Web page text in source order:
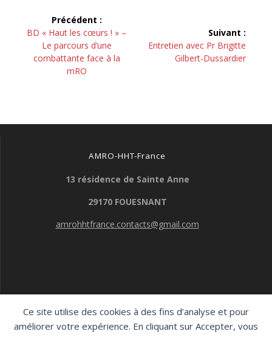
Navigation
de
l’article
Précédent :
Article
précédent :
BD « Haut les cœurs ! » –
Le parcours d’une
combattante face à la
mRO
Suivant :
Article
suivant :
Entretien avec Pr Brigitte
Gilbert-Dussardier
AMRO-HHT-France
13 résidence de Sainte Anne
29170 FOUESNANT
amrohhtfrance.contacts@gmail.com
AMRO-HHT-France
Ce site utilise des cookies à des fins d’analyse et pour
améliorer votre expérience. En cliquant sur Accepter, vous